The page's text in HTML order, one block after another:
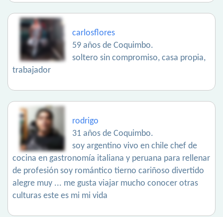
carlosflores
59 años de Coquimbo.
soltero sin compromiso, casa propia,
trabajador
rodrigo
31 años de Coquimbo.
soy argentino vivo en chile chef de
cocina en gastronomía italiana y peruana para rellenar
de profesión soy romántico tierno cariñoso divertido
alegre muy ... me gusta viajar mucho conocer otras
culturas este es mi mi vida